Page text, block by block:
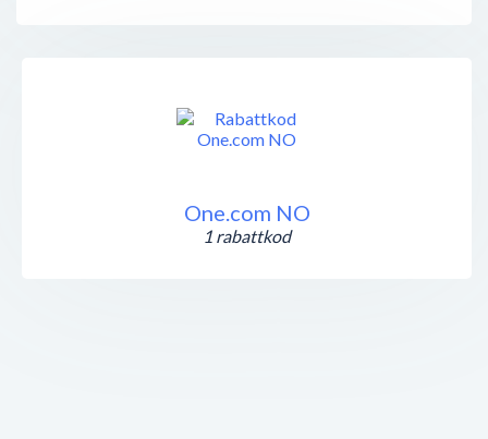
One.com NO
1 rabattkod